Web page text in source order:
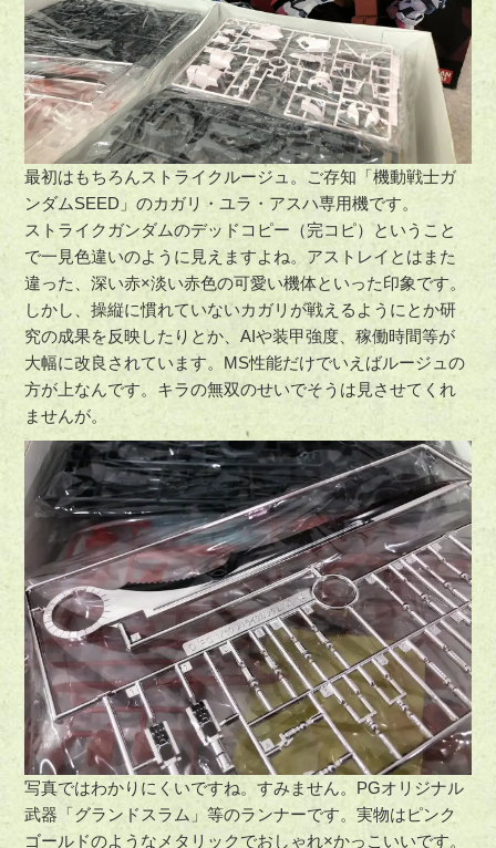
最初はもちろんストライクルージュ。ご存知「機動戦士ガ
ンダムSEED」のカガリ・ユラ・アスハ専用機です。
ストライクガンダムのデッドコピー（完コピ）ということ
で一見色違いのように見えますよね。アストレイとはまた
違った、深い赤×淡い赤色の可愛い機体といった印象です。
しかし、操縦に慣れていないカガリが戦えるようにとか研
究の成果を反映したりとか、AIや装甲強度、稼働時間等が
大幅に改良されています。MS性能だけでいえばルージュの
方が上なんです。キラの無双のせいでそうは見させてくれ
ませんが。
写真ではわかりにくいですね。すみません。PGオリジナル
武器「グランドスラム」等のランナーです。実物はピンク
ゴールドのようなメタリックでおしゃれ×かっこいいです。